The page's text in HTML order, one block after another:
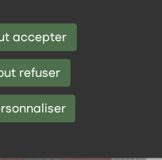
accepter
refuser